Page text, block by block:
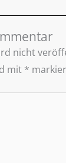
nicht
mit *